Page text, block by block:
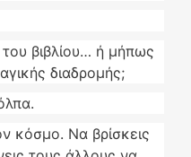
βιβλίου… ή μήπως
διαδρομής;
κόσμο. Να βρίσκεις